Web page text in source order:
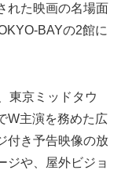
れた映画の名場面
BAYの2館に
東京ミッドタウ
W主演を務めた広
付き予告映像の放
ジや、屋外ビジョ